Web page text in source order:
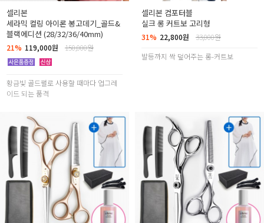
셀리본
세라믹 컬링 아이론 봉고데기_골드&
블랙에디션 (28/32/36/40mm)
21% 119,000원 150,000원
황금빛 골드펄로 사용할 때마다 업그레
이드 되는 품격
셀리본 컴포터블
실크 롱 커트보 고리형
31% 22,800원
33,000원
발등까지 싹 덮어주는 롱-커트보